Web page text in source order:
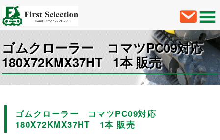
ゴムクローラー コマツPC09対応
180X72KMX37HT 1本 販売
ゴムクローラー コマツPC09対応
180X72KMX37HT 1本 販売